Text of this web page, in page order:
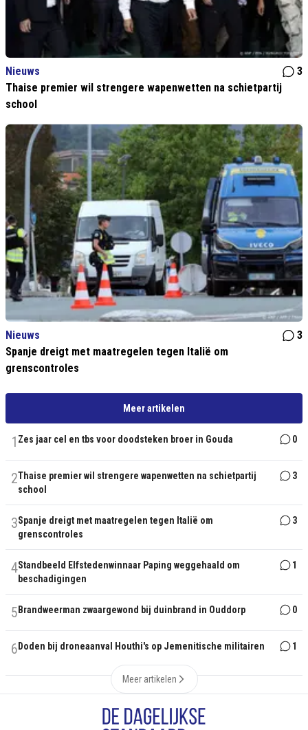
Nieuws
3
Thaise premier wil strengere wapenwetten na schietpartij
school
Nieuws
3
Spanje dreigt met maatregelen tegen Italië om
grenscontroles
Meer artikelen
1 Zes jaar cel en tbs voor doodsteken broer in Gouda 0
2Thaise premier wil strengere wapenwetten na schietpartij
school
3
3Spanje dreigt met maatregelen tegen Italië om
grenscontroles
3
4Standbeeld Elfstedenwinnaar Paping weggehaald om
beschadigingen
1
5 Brandweerman zwaargewond bij duinbrand in Ouddorp 0
6 Doden bij droneaanval Houthi's op Jemenitische militairen 1
Meer artikelen